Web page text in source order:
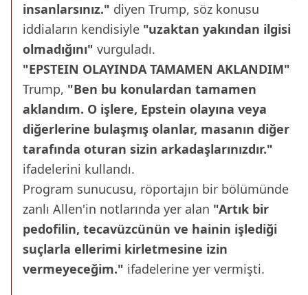
insanlarsınız." diyen Trump, söz konusu
iddiaların kendisiyle "uzaktan yakından ilgisi
olmadığını" vurguladı.
"EPSTEIN OLAYINDA TAMAMEN AKLANDIM"
Trump, "Ben bu konulardan tamamen
aklandım. O işlere, Epstein olayına veya
diğerlerine bulaşmış olanlar, masanın diğer
tarafında oturan sizin arkadaşlarınızdır."
ifadelerini kullandı.
Program sunucusu, röportajın bir bölümünde
zanlı Allen'in notlarında yer alan "Artık bir
pedofilin, tecavüzcünün ve hainin işlediği
suçlarla ellerimi kirletmesine izin
vermeyeceğim." ifadelerine yer vermişti.